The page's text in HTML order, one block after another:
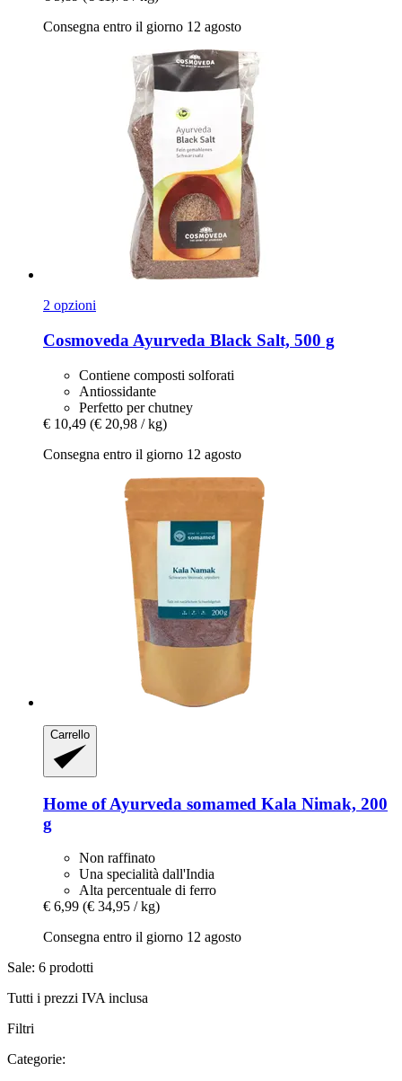
Consegna entro il giorno 12 agosto
2 opzioni
Cosmoveda Ayurveda Black Salt, 500 g
Contiene composti solforati
Antiossidante
Perfetto per chutney
€ 10,49 (€ 20,98 / kg)
Consegna entro il giorno 12 agosto
Carrello
Home of Ayurveda somamed Kala Nimak, 200
g
Non raffinato
Una specialità dall'India
Alta percentuale di ferro
€ 6,99 (€ 34,95 / kg)
Consegna entro il giorno 12 agosto
Sale: 6 prodotti
Tutti i prezzi IVA inclusa
Filtri
Categorie: